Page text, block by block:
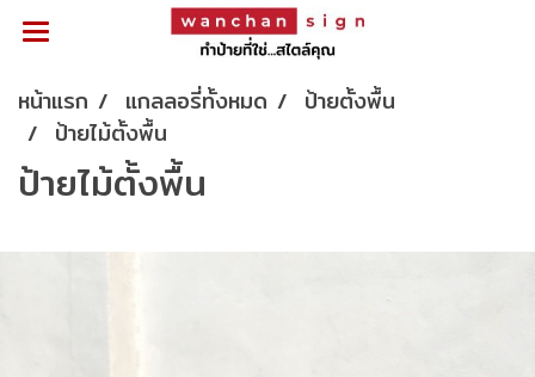
หน้าแรก แกลลอรี่ทั้งหมด
ป้ายตั้งพื้น
ป้ายไม้ตั้งพื้น
ป้ายไม้ตั้งพื้น